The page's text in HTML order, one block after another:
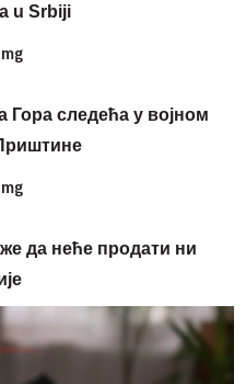
u Srbiji
следећа у војном
да неће продати ни